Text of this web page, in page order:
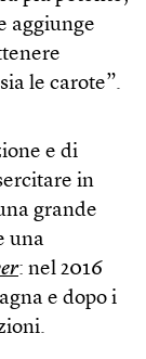
aggiunge
le carote”.
e di
in
grande
una
: nel 2016
e dopo i